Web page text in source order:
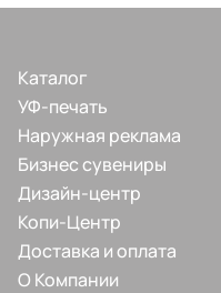
Каталог
УФ-печать
Наружная реклама
Бизнес сувениры
Дизайн-центр
Копи-Центр
Доставка и оплата
О Компании